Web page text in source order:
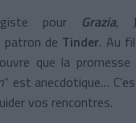
pour
Grazia,
patron de Tinder. Au
que la
” est anecdotique…
vos rencontres.